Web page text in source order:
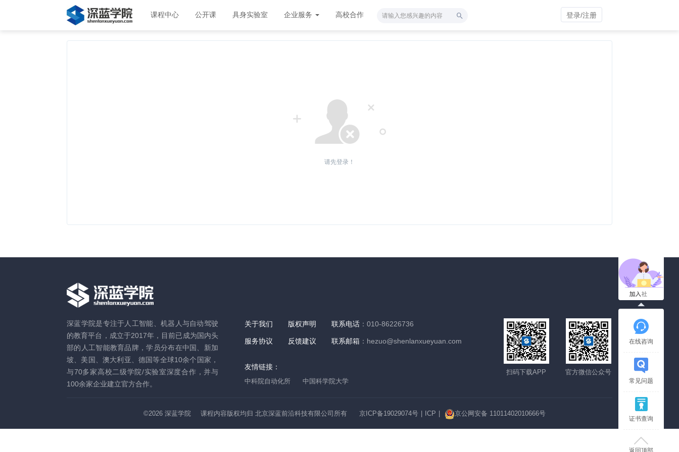
课程中心 公开课 具身实验室 企业服务 高校合作 登录/注册
请先登录！
深蓝学院是专注于人工智能、机器人与自动驾驶
的教育平台，成立于2017年，目前已成为国内头
部的人工智能教育品牌，学员分布在中国、新加
坡、美国、澳大利亚、德国等全球10余个国家，
与70多家高校二级学院/实验室深度合作，并与
100余家企业建立官方合作。
关于我们 版权声明 联系电话 ：010-86226736
服务协议 反馈建议 联系邮箱 ：hezuo@shenlanxueyuan.com
友情链接：
中科院自动化所 中国科学院大学
官方微信公众号
扫码下载APP
©2026 深蓝学院 课程内容版权均归 北京深蓝前沿科技有限公司所有 京ICP备19029074号 ICP 京公网安备 11011402010666号
在线咨询
常见问题
证书查询
返回顶部